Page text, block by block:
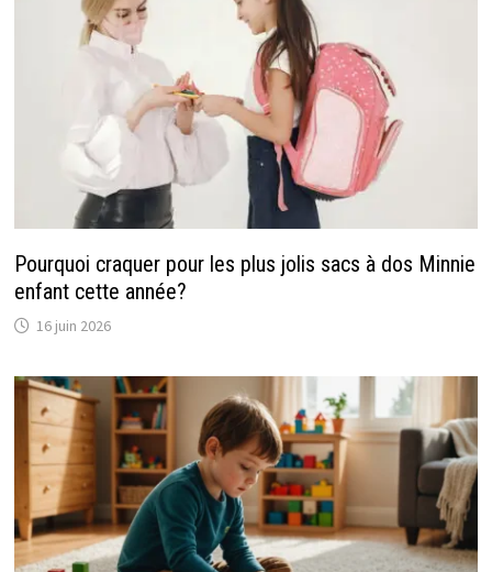
Pourquoi craquer pour les plus jolis sacs à dos Minnie
enfant cette année?
16 juin 2026